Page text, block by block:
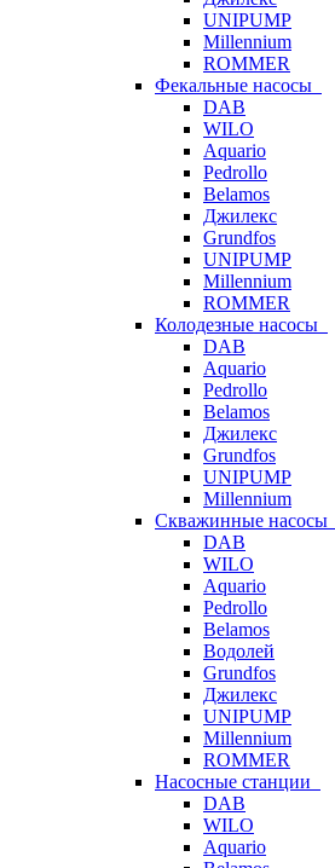
UNIPUMP
Millennium
ROMMER
Фекальные насосы
DAB
WILO
Aquario
Pedrollo
Belamos
Джилекс
Grundfos
UNIPUMP
Millennium
ROMMER
Колодезные насосы
DAB
Aquario
Pedrollo
Belamos
Джилекс
Grundfos
UNIPUMP
Millennium
Скважинные насосы
DAB
WILO
Aquario
Pedrollo
Belamos
Водолей
Grundfos
Джилекс
UNIPUMP
Millennium
ROMMER
Насосные станции
DAB
WILO
Aquario